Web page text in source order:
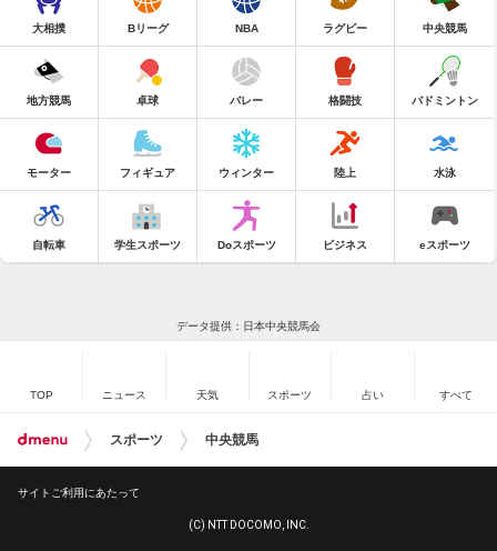
大相撲 Bリーグ NBA ラグビー 中央競馬
地方競馬 卓球 バレー 格闘技 バドミントン
モーター フィギュア ウィンター 陸上 水泳
自転車 学生スポーツ Doスポーツ ビジネス eスポーツ
データ提供：日本中央競馬会
TOP ニュース 天気 スポーツ 占い すべて
スポーツ 中央競馬
サイトご利用にあたって
(C) NTT DOCOMO, INC.